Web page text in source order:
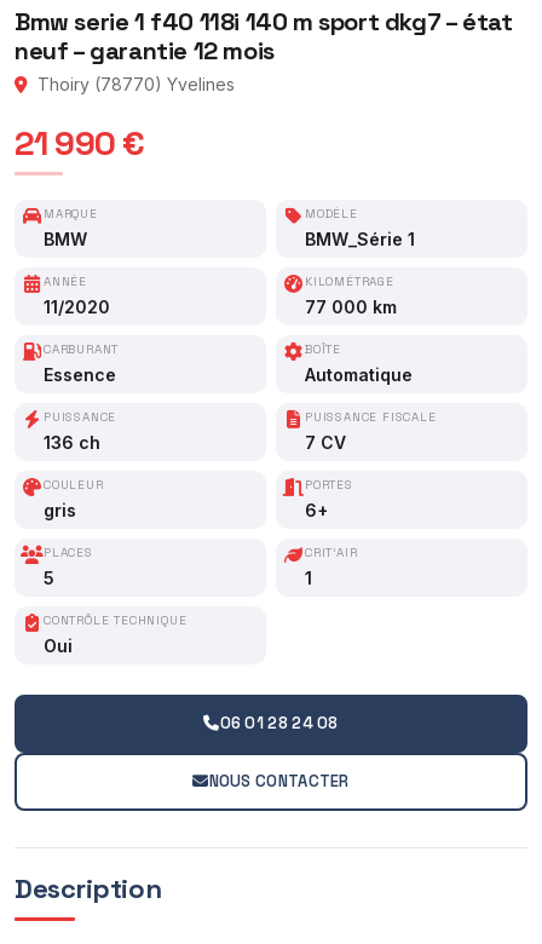
Bmw serie 1 f40 118i 140 m sport dkg7 – état
neuf – garantie 12 mois
Thoiry (78770) Yvelines
21 990 €
MARQUE
BMW
MODÈLE
BMW_Série 1
ANNÉE
11/2020
KILOMÉTRAGE
77 000 km
CARBURANT
Essence
BOÎTE
Automatique
PUISSANCE
136 ch
PUISSANCE FISCALE
7 CV
COULEUR
gris
PORTES
6+
PLACES
5
CRIT'AIR
1
CONTRÔLE TECHNIQUE
Oui
06 01 28 24 08
NOUS CONTACTER
Description